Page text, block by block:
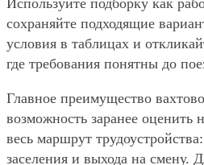
сохраняйте подходящие
условия в таблицах и
где требования понятны до
Главное преимущество
возможность заранее оценить
весь маршрут
заселения и выхода на смену.